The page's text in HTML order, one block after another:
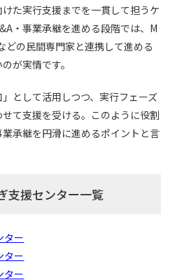
た実行支援までを一貫して担うケ
・事業承継を進める段階では、M
どの民間専門家と連携して進める
が実情です。
として活用しつつ、実行フェーズ
て支援を受ける。このように役割
承継を円滑に進めるポイントと言
支援センター一覧
ター
ター
ター